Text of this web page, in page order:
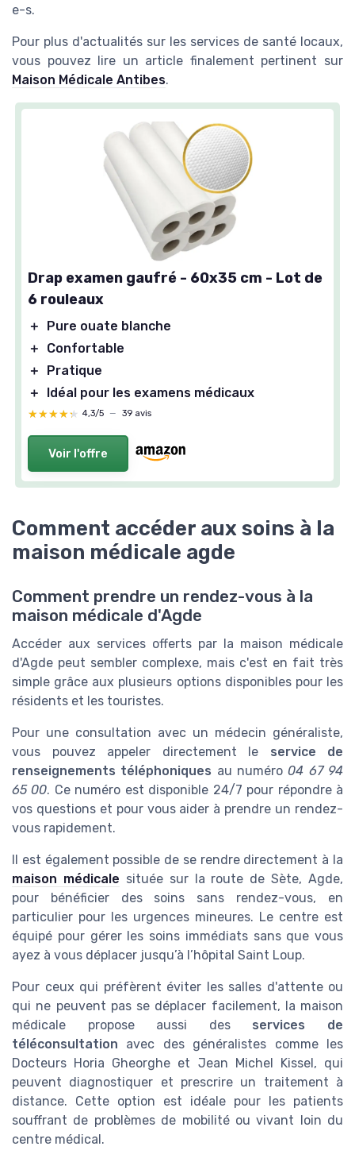
e-s.
Pour plus d'actualités sur les services de santé locaux,
vous pouvez lire un article finalement pertinent sur
Maison Médicale Antibes.
Drap examen gaufré - 60x35 cm - Lot de
6 rouleaux
＋
Pure ouate blanche
＋
Confortable
＋
Pratique
＋
Idéal pour les examens médicaux
★★★★★
★★★★★ 4,3/5 — 39 avis
Voir l'offre
Comment accéder aux soins à la
maison médicale agde
Comment prendre un rendez-vous à la
maison médicale d'Agde
Accéder aux services offerts par la maison médicale
d'Agde peut sembler complexe, mais c'est en fait très
simple grâce aux plusieurs options disponibles pour les
résidents et les touristes.
Pour une consultation avec un médecin généraliste,
vous pouvez appeler directement le service de
renseignements téléphoniques au numéro04 67 94
65 00. Ce numéro est disponible 24/7 pour répondre à
vos questions et pour vous aider à prendre un rendez-
vous rapidement.
Il est également possible de se rendre directement à la
maison médicale située sur la route de Sète, Agde,
pour bénéficier des soins sans rendez-vous, en
particulier pour les urgences mineures. Le centre est
équipé pour gérer les soins immédiats sans que vous
ayez à vous déplacer jusqu’à l’hôpital Saint Loup.
Pour ceux qui préfèrent éviter les salles d'attente ou
qui ne peuvent pas se déplacer facilement, la maison
médicale propose aussi des services de
téléconsultation avec des généralistes comme les
Docteurs Horia Gheorghe et Jean Michel Kissel, qui
peuvent diagnostiquer et prescrire un traitement à
distance. Cette option est idéale pour les patients
souffrant de problèmes de mobilité ou vivant loin du
centre médical.